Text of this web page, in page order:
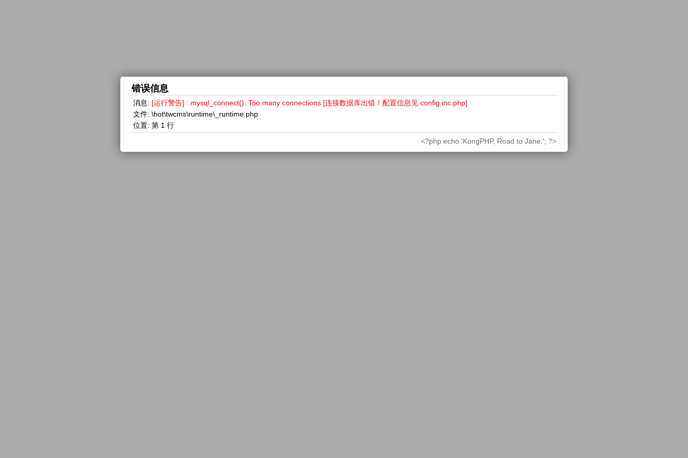
错误信息
消息: [运行警告] : mysql_connect(): Too many connections [连接数据库出错！配置信息见 config.inc.php]
文件: \hot\twcms\runtime\_runtime.php
位置: 第 1 行
<?php echo 'KongPHP, Road to Jane.'; ?>